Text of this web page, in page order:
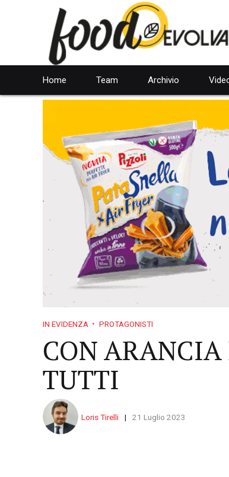
Home Team Archivio
IN EVIDENZA PROTAGONISTI
CON
TUTTI
Loris Tirelli 21 Luglio 2023